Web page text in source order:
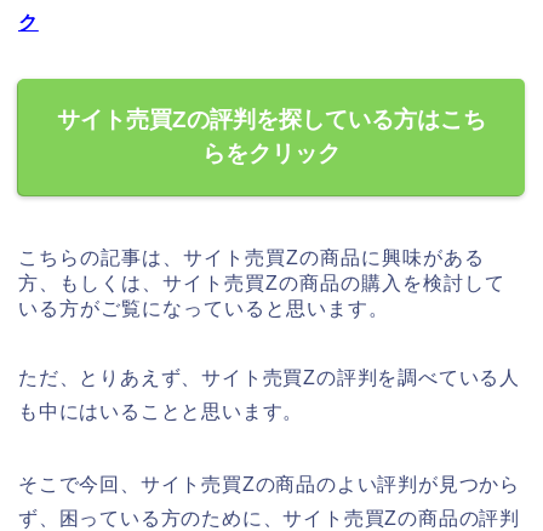
ク
サイト売買Zの評判を探している方はこち
らをクリック
こちらの記事は、サイト売買Zの商品に興味がある
方、もしくは、サイト売買Zの商品の購入を検討して
いる方がご覧になっていると思います。
ただ、とりあえず、サイト売買Zの評判を調べている人
も中にはいることと思います。
そこで今回、サイト売買Zの商品のよい評判が見つから
ず、困っている方のために、サイト売買Zの商品の評判